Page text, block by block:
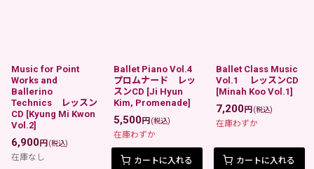
Music for Point
Works and
Ballerino
Technics レッスン
CD [Kyung Mi Kwon
Vol.2]
6,900円 (税込)
在庫なし
Ballet Piano Vol.4
プロムナード レッ
スンCD [Ji Hyun
Kim, Promenade]
5,500円 (税込)
在庫わずか
カートに入れる
Ballet Class Music
Vol.1 レッスンCD
[Minah Koo Vol.1]
7,200円 (税込)
在庫わずか
カートに入れる